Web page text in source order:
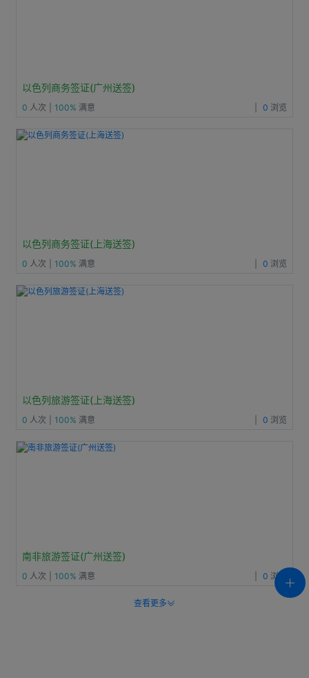
以色列商务签证(广州送签)
0 人次 100% 满意 0 浏览
以色列商务签证(上海送签)
0 人次 100% 满意 0 浏览
以色列旅游签证(上海送签)
0 人次 100% 满意 0 浏览
南非旅游签证(广州送签)
0 人次 100% 满意 0 浏览
查看更多